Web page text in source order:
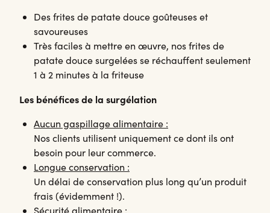
Des frites de patate douce goûteuses et
savoureuses
Très faciles à mettre en œuvre, nos frites de
patate douce surgelées se réchauffent seulement
1 à 2 minutes à la friteuse
Les bénéfices de la surgélation
Aucun gaspillage alimentaire :
Nos clients utilisent uniquement ce dont ils ont
besoin pour leur commerce.
Longue conservation :
Un délai de conservation plus long qu’un produit
frais (évidemment !).
Sécurité alimentaire :